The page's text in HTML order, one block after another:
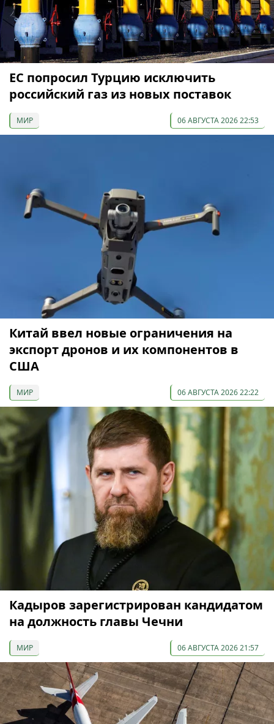
ЕС попросил Турцию исключить
российский газ из новых поставок
МИР 06 АВГУСТА 2026 22:53
Китай ввел новые ограничения на
экспорт дронов и их компонентов в
США
МИР 06 АВГУСТА 2026 22:22
Кадыров зарегистрирован кандидатом
на должность главы Чечни
МИР 06 АВГУСТА 2026 21:57